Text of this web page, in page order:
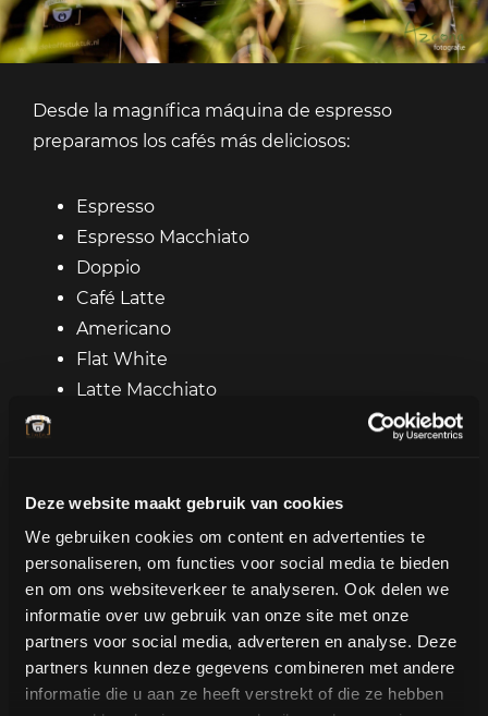
Deze website maakt gebruik van cookies
We gebruiken cookies om content en advertenties te
personaliseren, om functies voor social media te bieden
en om ons websiteverkeer te analyseren. Ook delen we
informatie over uw gebruik van onze site met onze
partners voor social media, adverteren en analyse. Deze
partners kunnen deze gegevens combineren met andere
informatie die u aan ze heeft verstrekt of die ze hebben
Desde la magnífica máquina de espresso
preparamos los cafés más deliciosos:
Espresso
Espresso Macchiato
Doppio
Café Latte
Americano
Flat White
Latte Macchiato
Solicite un presupuesto
Por defecto, también llevamos diferentes tipos
de jarabes de café para poder preparar
especialidades. Piensa, por ejemplo, en un
delicioso Latte Caramelo, Latte Avellana o Latte